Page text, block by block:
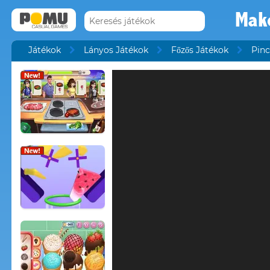
Játékok Lányos Játékok Főzős Játékok